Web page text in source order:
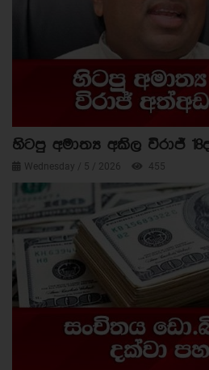
හිටපු අමාත්‍ය අකිල විරාජ්
Wednesday / 5 / 2026 455